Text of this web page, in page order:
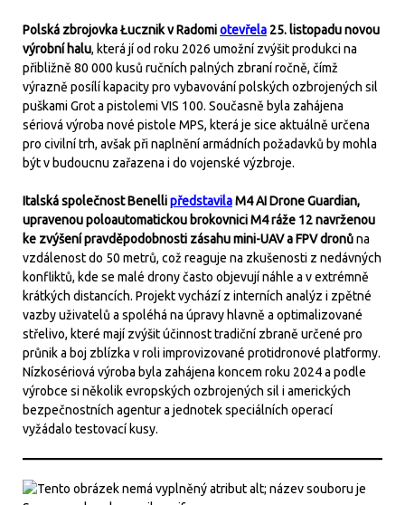
Polská zbrojovka Łucznik v Radomiotevřela 25. listopadu novou
výrobní halu, která jí od roku 2026 umožní zvýšit produkci na
přibližně 80 000 kusů ručních palných zbraní ročně, čímž
výrazně posílí kapacity pro vybavování polských ozbrojených sil
puškami Grot a pistolemi VIS 100. Současně byla zahájena
sériová výroba nové pistole MPS, která je sice aktuálně určena
pro civilní trh, avšak při naplnění armádních požadavků by mohla
být v budoucnu zařazena i do vojenské výzbroje.
Italská společnost BenellipředstavilaM4 AI Drone Guardian,
upravenou poloautomatickou brokovnici M4 ráže 12 navrženou
ke zvýšení pravděpodobnosti zásahu mini-UAV a FPV dronůna
vzdálenost do 50 metrů, což reaguje na zkušenosti z nedávných
konfliktů, kde se malé drony často objevují náhle a v extrémně
krátkých distancích. Projekt vychází z interních analýz i zpětné
vazby uživatelů a spoléhá na úpravy hlavně a optimalizované
střelivo, které mají zvýšit účinnost tradiční zbraně určené pro
průnik a boj zblízka v roli improvizované protidronové platformy.
Nízkosériová výroba byla zahájena koncem roku 2024 a podle
výrobce si několik evropských ozbrojených sil i amerických
bezpečnostních agentur a jednotek speciálních operací
vyžádalo testovací kusy.